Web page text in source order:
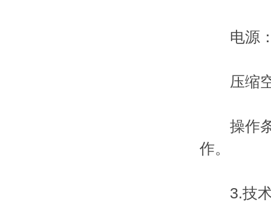
电源：
压缩空
操作条
作。
3.技术